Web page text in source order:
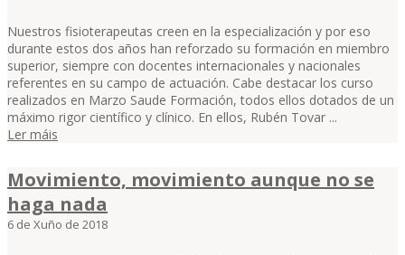
Nuestros fisioterapeutas creen en la especialización y por eso
durante estos dos años han reforzado su formación en miembro
superior, siempre con docentes internacionales y nacionales
referentes en su campo de actuación. Cabe destacar los curso
realizados en Marzo Saude Formación, todos ellos dotados de un
máximo rigor científico y clínico. En ellos, Rubén Tovar ...
Ler máis
Movimiento, movimiento aunque no se
haga nada
6 de Xuño de 2018